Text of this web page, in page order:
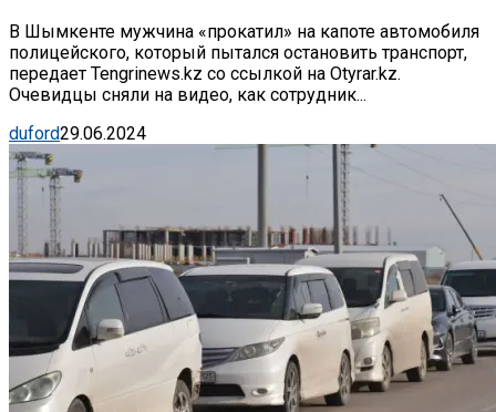
В Шымкенте мужчина «прокатил» на капоте автомобиля
полицейского, который пытался остановить транспорт,
передает Tengrinews.kz со ссылкой на Otyrar.kz.
Очевидцы сняли на видео, как сотрудник...
duford29.06.2024